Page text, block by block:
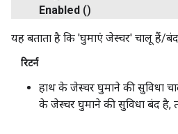
Enabled ()
यह बताता है कि 'घुमाएं जेस्चर' चालू हैं/बंद
रिटर्न
हाथ के जेस्चर घुमाने की सुविधा
के जेस्चर घुमाने की सुविधा बंद है,